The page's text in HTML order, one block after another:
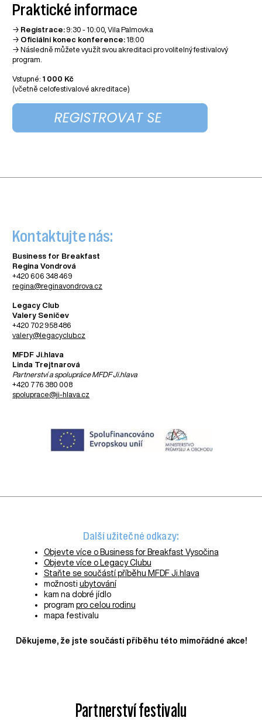
Praktické informace
→ Registrace: 9:30 - 10:00, Vila Palmovka
→ Oficiální konec konference:18:00
→ Následně můžete využít svou akreditaci pro volitelný festivalový
program.
Vstupné: 1 000 Kč
(včetně celofestivalové akreditace)
Kontaktujte nás:
Business for Breakfast
Regina Vondrová
+420 606 348 469
regina@reginavondrova.cz
Legacy Club
Valery Seničev
+420 702 958 486
valery@legacyclub.cz
MFDF Ji.hlava
Linda Trejtnarová
Partnerství a spolupráce MFDF Ji.hlava
+420 776 380 008
spoluprace@ji-hlava.cz
Další užitečné odkazy:
Objevte více o Business for Breakfast Vysočina
Objevte více o Legacy Clubu
Staňte se součástí příběhu MFDF Ji.hlava
možnosti ubytování
kam na dobré jídlo
program pro celou rodinu
mapa festivalu
Děkujeme, že jste součástí příběhu této mimořádné akce!
Partnerství festivalu